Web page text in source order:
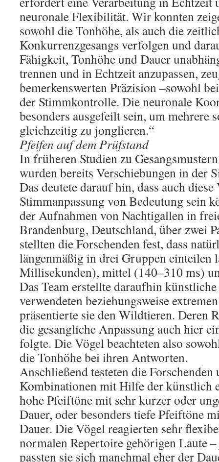
neuronale Flexibilität. Wir konnten
sowohl die Tonhöhe, als auch die
Konkurrenzgesangs verfolgen und
Fähigkeit, Tonhöhe und Dauer
trennen und in Echtzeit anzupassen,
bemerkenswerten Präzision –sowohl
der Stimmkontrolle. Die neuronale
besonders ausgefeilt sein, um mehrere
gleichzeitig zu jonglieren.“
Pfeifen auf dem Prüfstand
In früheren Studien zu
wurden bereits Verschiebungen in der
Das deutete darauf hin, dass auch
Stimmanpassung von Bedeutung sein
der Aufnahmen von Nachtigallen in
Brandenburg, Deutschland, über zwei
stellten die Forschenden fest, dass
längenmäßig in drei Gruppen einteilen
Millisekunden), mittel (140–310 ms)
Das Team erstellte daraufhin
verwendeten beziehungsweise
präsentierte sie den Wildtieren. Deren
die gesangliche Anpassung auch hier
folgte. Die Vögel beachteten also
die Tonhöhe bei ihren Antworten.
Anschließend testeten die
Kombinationen mit Hilfe der künstlich
hohe Pfeiftöne mit sehr kurzer oder
Dauer, oder besonders tiefe Pfeiftöne
Dauer. Die Vögel reagierten sehr
normalen Repertoire gehörigen Laute
passten sie sich manchmal eher der